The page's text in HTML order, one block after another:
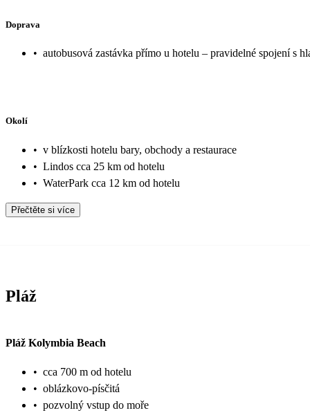
Doprava
• autobusová zastávka přímo u hotelu – pravidelné spojení s
Okolí
• v blízkosti hotelu bary, obchody a restaurace
• Lindos cca 25 km od hotelu
• WaterPark cca 12 km od hotelu
Přečtěte si více
Pláž
Pláž Kolymbia Beach
• cca 700 m od hotelu
• oblázkovo-písčitá
• pozvolný vstup do moře